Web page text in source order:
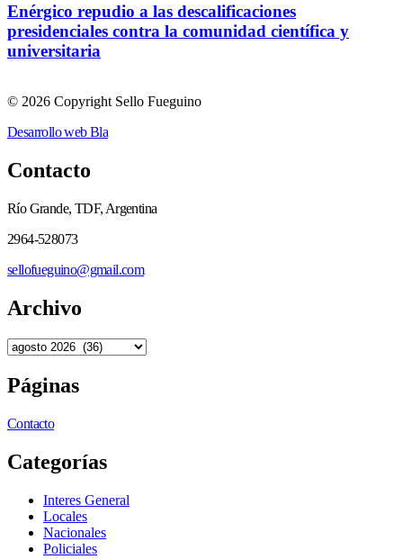
Enérgico repudio a las descalificaciones
presidenciales contra la comunidad científica y
universitaria
© 2026 Copyright Sello Fueguino
Desarrollo web Bla
Contacto
Río Grande, TDF, Argentina
2964-528073
sellofueguino@gmail.com
Archivo
Páginas
Contacto
Categorías
Interes General
Locales
Nacionales
Policiales